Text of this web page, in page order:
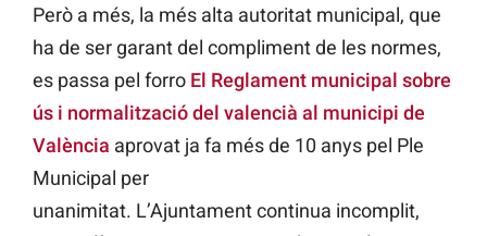
Però a més, la més alta autoritat municipal, que
ha de ser garant del compliment de les normes,
es passa pel forro El Reglament municipal sobre
ús i normalització del valencià al municipi de
València aprovat ja fa més de 10 anys pel Ple
Municipal per
unanimitat. L’Ajuntament continua incomplit,